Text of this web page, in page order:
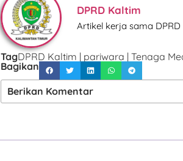
DPRD Kaltim
Artikel kerja sama
TagDPRD Kaltim | pariwara | Tenaga
Bagikan
Berikan Komentar